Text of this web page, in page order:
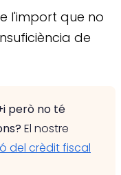
l'import que no
de
però no té
El nostre
del crèdit fiscal